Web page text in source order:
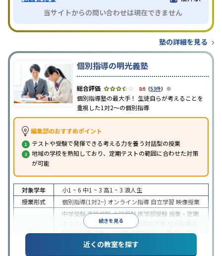
当サイトからの問い合わせは現在できません
塾の詳細を見る
個別指導の明光義塾
3.6（53件） ※
個別指導塾の最大手！ 生徒自らが考えることを
重視した1対2〜の個別指導
編集部のおすすめポイント
テストや受験で発揮できる考える力を養う対話型の授業
地域の学校を熟知しており、定期テストの範囲に合わせた対策
が可能
続きを見る
対象学年 小1 ~ 6 中1 ~ 3 高1 ~ 3 浪人生
授業形式
個別指導(1対2~) オンライン指導 自立学習 映像授業
中学受験高校受験大学受験 医学部受験 授業・定期
テスト対策
内申点対策 学習習慣の定着
(旧AO)対策推薦入試対策学校別特化対策国公立大
私大対策共通テスト対策
英語・英会話特化
近くの教室を探す